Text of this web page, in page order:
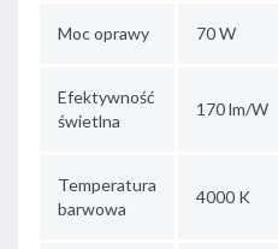
Moc oprawy 70 W
Efektywność
świetlna
170 lm/W
Temperatura
barwowa
4000 K